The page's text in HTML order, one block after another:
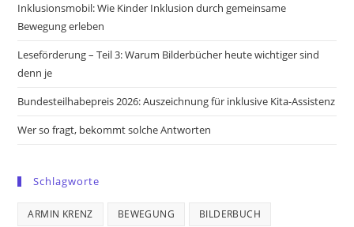
Inklusionsmobil: Wie Kinder Inklusion durch gemeinsame
Bewegung erleben
Leseförderung – Teil 3: Warum Bilderbücher heute wichtiger sind
denn je
Bundesteilhabepreis 2026: Auszeichnung für inklusive Kita-Assistenz
Wer so fragt, bekommt solche Antworten
Schlagworte
ARMIN KRENZ BEWEGUNG BILDERBUCH